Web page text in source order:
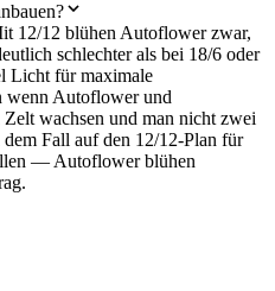
12/12 blühen Autoflower zwar,
schlechter als bei 18/6 oder
Licht für maximale
wenn Autoflower und
wachsen und man nicht zwei
Fall auf den 12/12-Plan für
— Autoflower blühen